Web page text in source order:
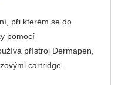
při kterém se do
pomocí
přístroj Dermapen,
cartridge.